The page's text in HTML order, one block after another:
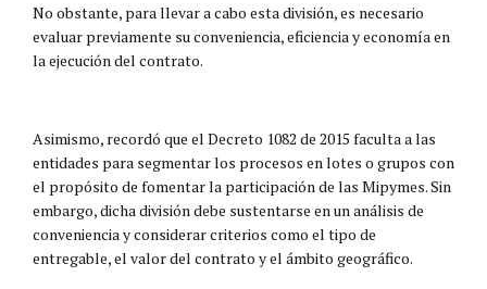
No obstante, para llevar a cabo esta división, es necesario
evaluar previamente su conveniencia, eficiencia y economía en
la ejecución del contrato.
Asimismo, recordó que el Decreto 1082 de 2015 faculta a las
entidades para segmentar los procesos en lotes o grupos con
el propósito de fomentar la participación de las Mipymes. Sin
embargo, dicha división debe sustentarse en un análisis de
conveniencia y considerar criterios como el tipo de
entregable, el valor del contrato y el ámbito geográfico.